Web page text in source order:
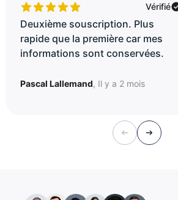
Vérifié
Deuxième souscription. Plus
rapide que la première car mes
informations sont conservées.
Pascal Lallemand, Il y a 2 mois